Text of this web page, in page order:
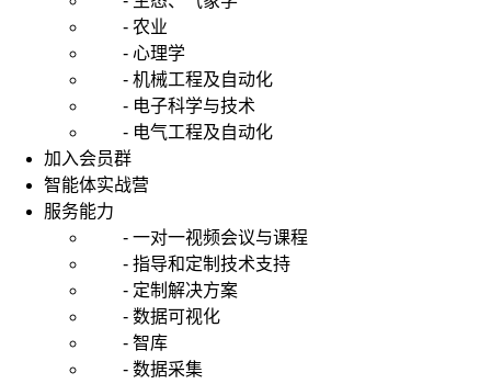
- 农业
- 心理学
- 机械工程及自动化
- 电子科学与技术
- 电气工程及自动化
加入会员群
智能体实战营
服务能力
- 一对一视频会议与课程
- 指导和定制技术支持
- 定制解决方案
- 数据可视化
- 智库
- 数据采集